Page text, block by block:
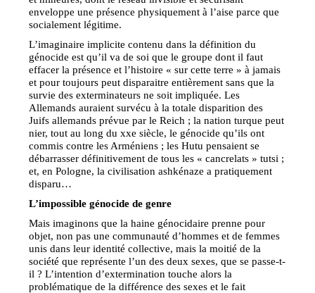
enveloppe une présence physiquement à l’aise parce que
socialement légitime.
L’imaginaire implicite contenu dans la définition du
génocide est qu’il va de soi que le groupe dont il faut
effacer la présence et l’histoire « sur cette terre » à jamais
et pour toujours peut disparaitre entièrement sans que la
survie des exterminateurs ne soit impliquée. Les
Allemands auraient survécu à la totale disparition des
Juifs allemands prévue par le Reich ; la nation turque peut
nier, tout au long du xxe siècle, le génocide qu’ils ont
commis contre les Arméniens ; les Hutu pensaient se
débarrasser définitivement de tous les « cancrelats » tutsi ;
et, en Pologne, la civilisation ashkénaze a pratiquement
disparu…
L’impossible génocide de genre
Mais imaginons que la haine génocidaire prenne pour
objet, non pas une communauté d’hommes et de femmes
unis dans leur identité collective, mais la moitié de la
société que représente l’un des deux sexes, que se passe-t-
il ? L’intention d’extermination touche alors la
problématique de la différence des sexes et le fait